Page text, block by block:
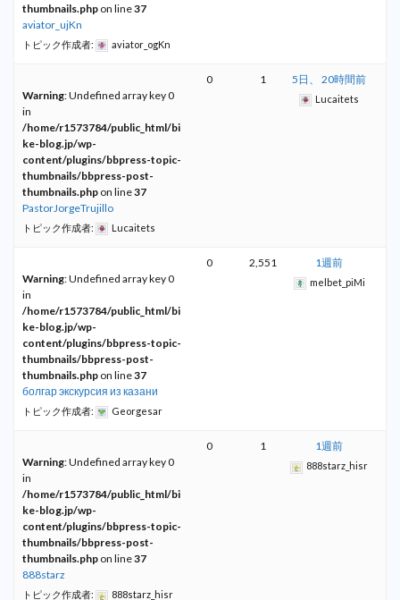
thumbnails.php on line37
aviator_ujKn
トピック作成者: aviator_ogKn
Warning: Undefined array key 0
in
/home/r1573784/public_html/bi
ke-blog.jp/wp-
content/plugins/bbpress-topic-
thumbnails/bbpress-post-
thumbnails.php on line37
PastorJorgeTrujillo
トピック作成者: Lucaitets
0 1 5日、 20時間前
Lucaitets
Warning: Undefined array key 0
in
/home/r1573784/public_html/bi
ke-blog.jp/wp-
content/plugins/bbpress-topic-
thumbnails/bbpress-post-
thumbnails.php on line37
болгар экскурсия из казани
トピック作成者: Georgesar
0 2,551 1週前
melbet_piMi
Warning: Undefined array key 0
in
/home/r1573784/public_html/bi
ke-blog.jp/wp-
content/plugins/bbpress-topic-
thumbnails/bbpress-post-
thumbnails.php on line37
888starz
トピック作成者: 888starz_hisr
0 1 1週前
888starz_hisr